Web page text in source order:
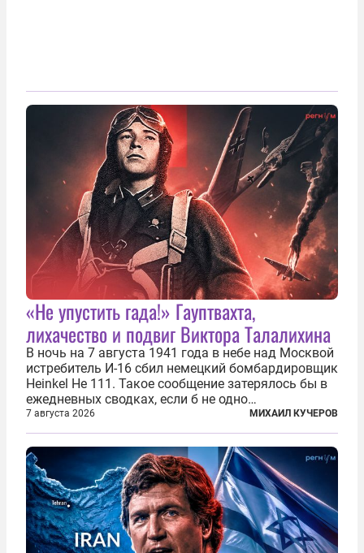
«Не упустить гада!» Гауптвахта,
лихачество и подвиг Виктора Талалихина
В ночь на 7 августа 1941 года в небе над Москвой
истребитель И-16 сбил немецкий бомбардировщик
Heinkel He 111. Такое сообщение затерялось бы в
ежедневных сводках, если б не одно
обстоятельство. Это был один из первых в
истории отечественной авиации ночных таранов.
У пилота — младшего лейтенанта...
7 августа 2026 МИХАИЛ КУЧЕРОВ